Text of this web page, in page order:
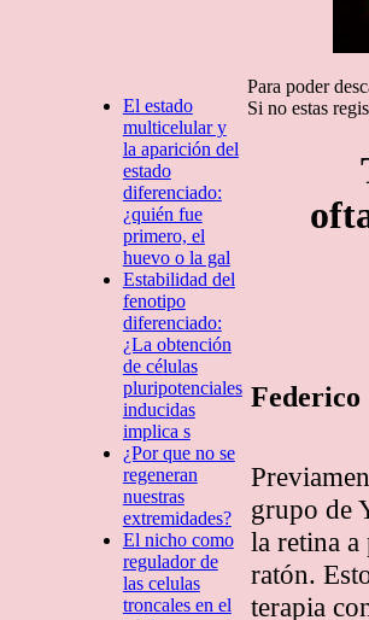
El estado
multicelular y
la aparición del
estado
diferenciado:
¿quién fue
primero, el
huevo o la gal
Estabilidad del
fenotipo
diferenciado:
¿La obtención
de células
pluripotenciales
inducidas
implica s
¿Por que no se
regeneran
nuestras
extremidades?
El nicho como
regulador de
las celulas
troncales en el
Para poder
Si no estas
Federico
grupo de
la retina
ratón.
terapia